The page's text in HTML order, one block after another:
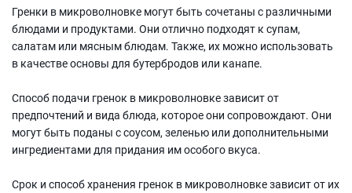
Гренки в микроволновке могут быть сочетаны с различными
блюдами и продуктами. Они отлично подходят к супам,
салатам или мясным блюдам. Также, их можно использовать
в качестве основы для бутербродов или канапе.
Способ подачи гренок в микроволновке зависит от
предпочтений и вида блюда, которое они сопровождают. Они
могут быть поданы с соусом, зеленью или дополнительными
ингредиентами для придания им особого вкуса.
Срок и способ хранения гренок в микроволновке зависит от их